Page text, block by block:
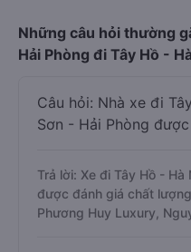
Những câu hỏi thường
Hải Phòng đi Tây Hồ -
Câu hỏi: Nhà xe đi
Sơn - Hải Phòng
Trả lời: Xe đi Tây Hồ -
được đánh giá chất
Phương Huy Luxury,